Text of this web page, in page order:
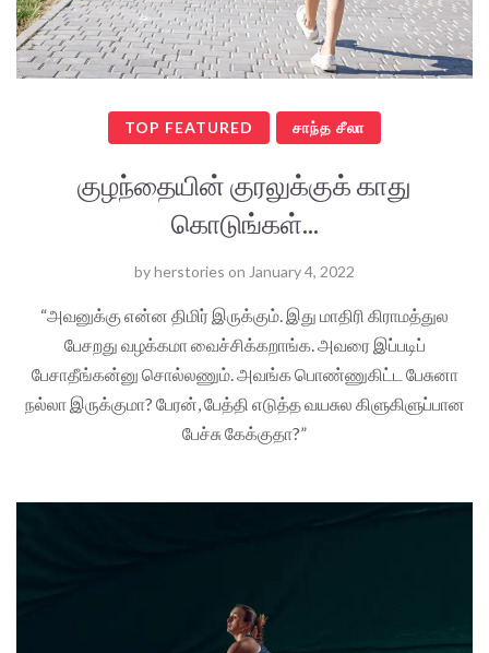
TOP FEATURED சாந்த சீலா
குழந்தையின் குரலுக்குக் காது
கொடுங்கள்...
byherstories on January 4, 2022
“அவனுக்கு என்ன திமிர் இருக்கும். இது மாதிரி கிராமத்துல
பேசறது வழக்கமா வைச்சிக்கறாங்க. அவரை இப்படிப்
பேசாதீங்கன்னு சொல்லணும். அவங்க பொண்ணுகிட்ட பேசுனா
நல்லா இருக்குமா? பேரன், பேத்தி எடுத்த வயசுல கிளுகிளுப்பான
பேச்சு கேக்குதா?”